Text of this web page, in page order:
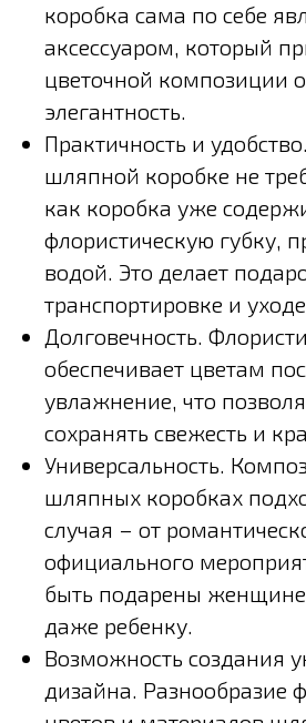
коробка сама по себе
аксессуаром, который
цветочной композиции
элегантность.
Практичность и
шляпной коробке не
как коробка уже
флористическую губку,
водой. Это делает
транспортировке и
Долговечность.
обеспечивает цветам
увлажнение, что
сохранять свежесть и
Универсальность.
шляпных коробках
случая – от
официального
быть подарены
даже ребенку.
Возможность создания
дизайна. Разнообразие